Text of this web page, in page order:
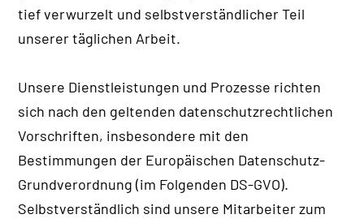
tief verwurzelt und selbstverständlicher Teil
unserer täglichen Arbeit.
Unsere Dienstleistungen und Prozesse richten
sich nach den geltenden datenschutzrechtlichen
Vorschriften, insbesondere mit den
Bestimmungen der Europäischen Datenschutz-
Grundverordnung (im Folgenden DS-GVO).
Selbstverständlich sind unsere Mitarbeiter zum